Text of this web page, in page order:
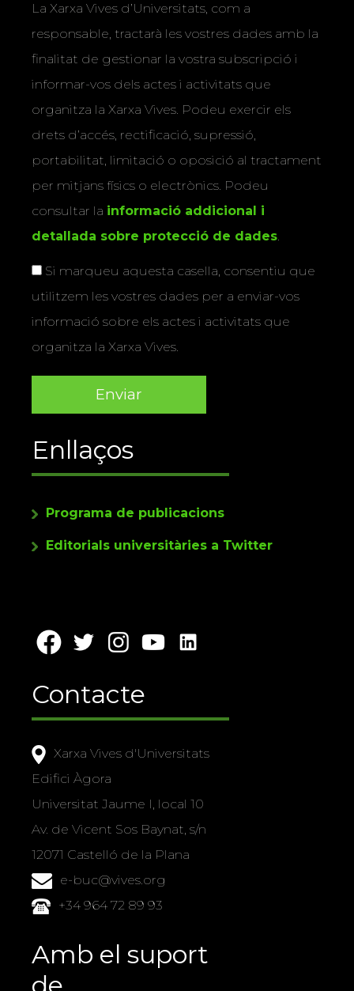
La Xarxa Vives d’Universitats, com a
responsable, tractarà les vostres dades amb la
finalitat de gestionar la vostra subscripció i
informar-vos dels actes i activitats que
organitza la Xarxa Vives. Podeu exercir els
drets d’accés, rectificació, supressió,
portabilitat, limitació o oposició al tractament
per mitjans físics o electrònics. Podeu
consultar la informació addicional i
detallada sobre protecció de dades.
Si marqueu aquesta casella, consentiu que
utilitzem les vostres dades per a enviar-vos
informació sobre els actes i activitats que
organitza la Xarxa Vives.
Enllaços
Programa de publicacions
Editorials universitàries a Twitter
Contacte
Xarxa Vives d'Universitats
Edifici Àgora
Universitat Jaume I, local 10
Av. de Vicent Sos Baynat, s/n
12071 Castelló de la Plana
e-buc@vives.org
+34 964 72 89 93
Amb el suport